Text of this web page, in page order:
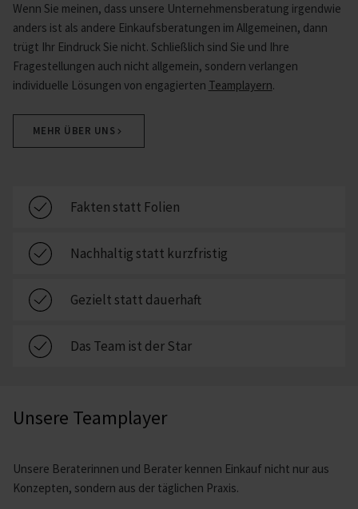
Wenn Sie meinen, dass unsere Unternehmensberatung irgendwie
anders ist als andere Einkaufsberatungen im Allgemeinen, dann
trügt Ihr Eindruck Sie nicht. Schließlich sind Sie und Ihre
Fragestellungen auch nicht allgemein, sondern verlangen
individuelle Lösungen von engagierten Teamplayern.
MEHR ÜBER UNS
Fakten statt Folien
Nachhaltig statt kurzfristig
Gezielt statt dauerhaft
Das Team ist der Star
Unsere Teamplayer
Unsere Beraterinnen und Berater kennen Einkauf nicht nur aus
Konzepten, sondern aus der täglichen Praxis.